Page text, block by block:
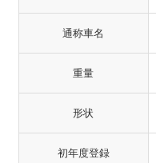
通称車名
重量
形状
初年度登録